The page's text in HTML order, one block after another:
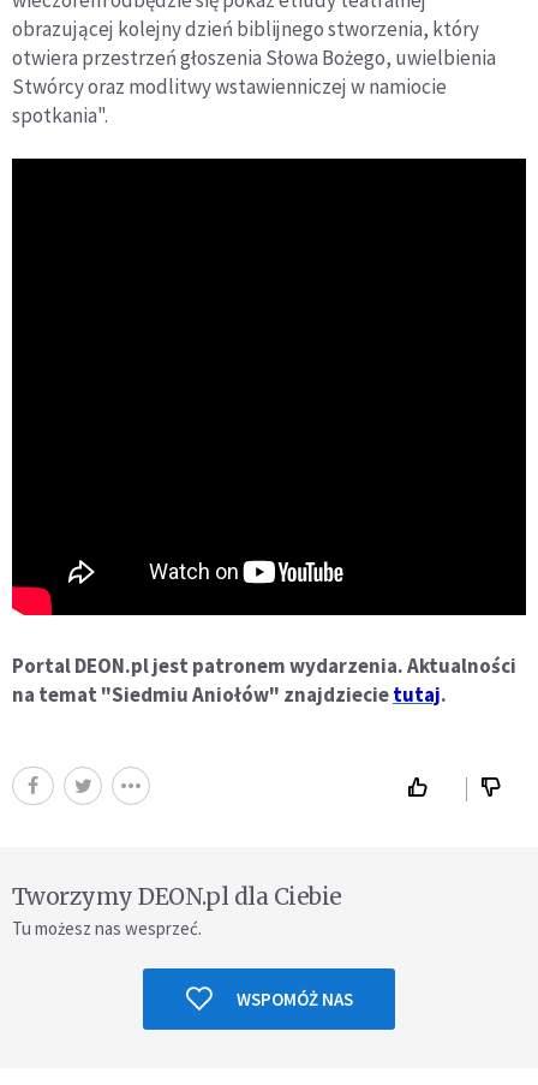
obrazującej kolejny dzień biblijnego stworzenia, który
otwiera przestrzeń głoszenia Słowa Bożego, uwielbienia
Stwórcy oraz modlitwy wstawienniczej w namiocie
spotkania".
Portal DEON.pl jest patronem wydarzenia. Aktualności
na temat "Siedmiu Aniołów" znajdziecietutaj.
Tworzymy DEON.pl dla Ciebie
Tu możesz nas wesprzeć.
WSPOMÓŻ NAS